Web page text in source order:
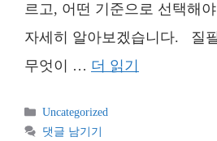
르고, 어떤 기준으로 선택해
자세히 알아보겠습니다. 질
무엇이 … 더 읽기
카
테
Uncategorized
댓글 남기기